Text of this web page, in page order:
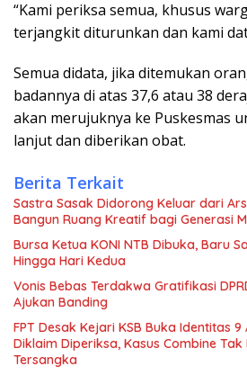
“Kami periksa semua, khusus
terjangkit diturunkan dan kami
Semua didata, jika ditemukan
badannya di atas 37,6 atau 38
akan merujuknya ke Puskesmas
lanjut dan diberikan obat.
Berita Terkait
Sastra Sasak Didorong Keluar dari
Bangun Ruang Kreatif bagi Generasi
Bursa Ketua KONI NTB Dibuka, Baru
Hingga Hari Kedua
Vonis Bebas Terdakwa Gratifikasi
Ajukan Banding
FPT Desak Kejari KSB Buka Identitas
Diklaim Diperiksa, Kasus Combine Tak
Tersangka